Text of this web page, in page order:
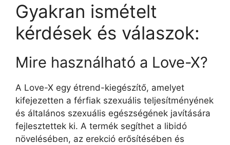
Gyakran ismételt
kérdések és válaszok:
Mire használható a Love-X?
A Love-X egy étrend-kiegészítő, amelyet
kifejezetten a férfiak szexuális teljesítményének
és általános szexuális egészségének javítására
fejlesztettek ki. A termék segíthet a libidó
növelésében, az erekció erősítésében és